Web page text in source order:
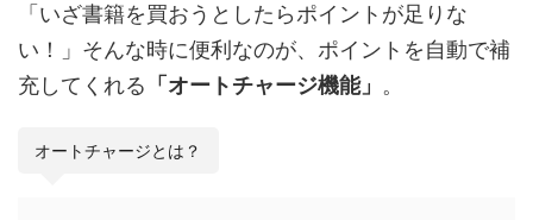
「いざ書籍を買おうとしたらポイントが足りな
い！」そんな時に便利なのが、ポイントを自動で補
充してくれる 「オートチャージ機能」 。
オートチャージとは？